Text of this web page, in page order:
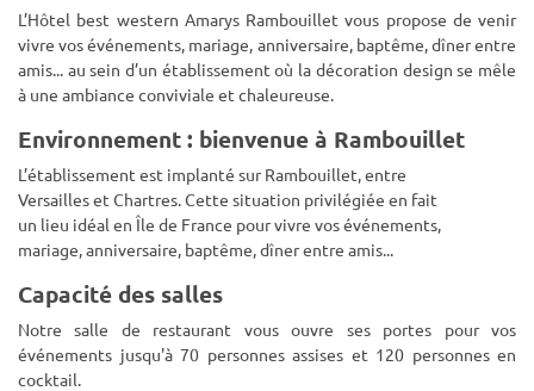
L’Hôtel best western Amarys Rambouillet vous propose de venir
vivre vos événements, mariage, anniversaire, baptême, dîner entre
amis... au sein d’un établissement où la décoration design se mêle
à une ambiance conviviale et chaleureuse.
Environnement : bienvenue à Rambouillet
L’établissement est implanté sur Rambouillet, entre
Versailles et Chartres. Cette situation privilégiée en fait
un lieu idéal en Île de France pour vivre vos événements,
mariage, anniversaire, baptême, dîner entre amis...
Capacité des salles
Notre salle de restaurant vous ouvre ses portes pour vos
événements jusqu'à 70 personnes assises et 120 personnes en
cocktail.